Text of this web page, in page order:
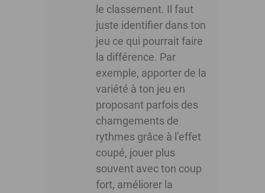
le classement. Il faut
juste identifier dans ton
jeu ce qui pourrait faire
la différence. Par
exemple, apporter de la
variété à ton jeu en
proposant parfois des
chamgements de
rythmes grâce à l’effet
coupé, jouer plus
souvent avec ton coup
fort, améliorer la